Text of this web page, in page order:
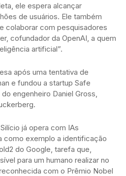
ele espera alcançar
de usuários. Ele também
colaborar com pesquisadores
cofundador da OpenAI, a quem
artificial”.
após uma tentativa de
e fundou a startup Safe
engenheiro Daniel Gross,
já opera com IAs
como exemplo a identificação
do Google, tarefa que,
para um humano realizar no
com o Prêmio Nobel